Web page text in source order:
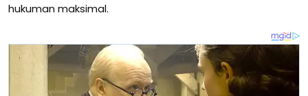
hukuman maksimal.